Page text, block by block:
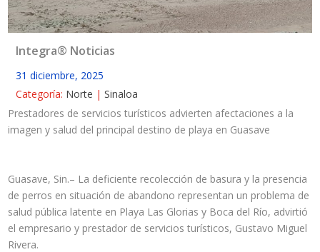
Integra® Noticias
31 diciembre, 2025
Categoría: Norte |Sinaloa
Prestadores de servicios turísticos advierten afectaciones a la
imagen y salud del principal destino de playa en Guasave
Guasave, Sin.– La deficiente recolección de basura y la presencia
de perros en situación de abandono representan un problema de
salud pública latente en Playa Las Glorias y Boca del Río, advirtió
el empresario y prestador de servicios turísticos, Gustavo Miguel
Rivera.